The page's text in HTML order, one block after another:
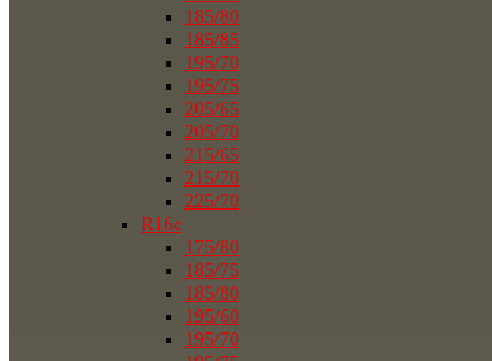
185/80
185/85
195/70
195/75
205/65
205/70
215/65
215/70
225/70
R16c
175/80
185/75
185/80
195/60
195/70